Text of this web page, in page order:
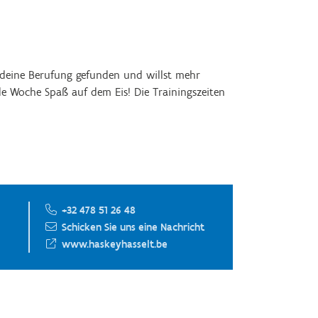
Berufung gefunden und willst mehr
Spaß auf dem Eis! Die Trainingszeiten
+32 478 51 26 48
Schicken Sie uns eine Nachricht
www.haskeyhasselt.be